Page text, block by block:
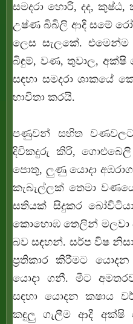
සමදරා හොරි, දද,
උෂ්ණ බිබිලි ආදි සමේ
ලෙස සැලකේ.
බිඳුම්, වණ, තුවාල, අක්ෂි
සඳහා සමදරා ශාකයේ
භාවිතා කරයි.
පණුවන් සහිත
දිවිකදුරු කිරි,
පොතු, ලුණු යොදා
කැබැල්ලක් තෙමා
සතියක් සිදුකර
කොහොඹ තෙලින් මලවා
බව සඳහන්. සර්ප විෂ
ප්‍ර‍තිකාර කිරීමට
යොදා ගනී. මීට
සඳහා යොදන කෂාය
කඳුලු ගැලීම ආදී අක්ෂි